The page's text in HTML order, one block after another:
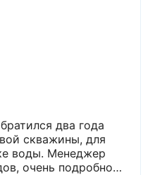
скважины, для
воды. Менеджер
очень подробно